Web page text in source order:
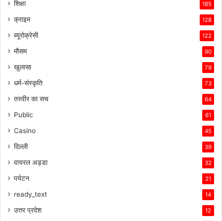
शिक्षा 185
क्राइम 128
ब्यूरोक्रेसी 122
मौसम 90
खुलासा 79
धर्म-संस्कृति 73
तस्वीर का सच 64
Public 61
Casino 45
दिल्ली 39
वायरल अड्डा 32
पर्यटन 21
ready_text 14
उत्तर प्रदेश 12